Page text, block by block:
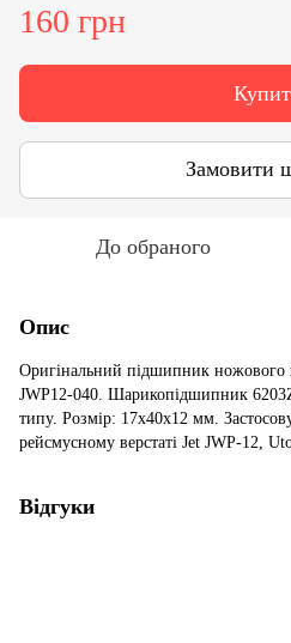
160 грн
Замовити
До обраного
Опис
Оригінальний підшипник ножового
JWP12-040. Шарикопідшипник
типу. Розмір: 17x40x12 мм.
рейсмусному верстаті Jet JWP-12,
Відгуки